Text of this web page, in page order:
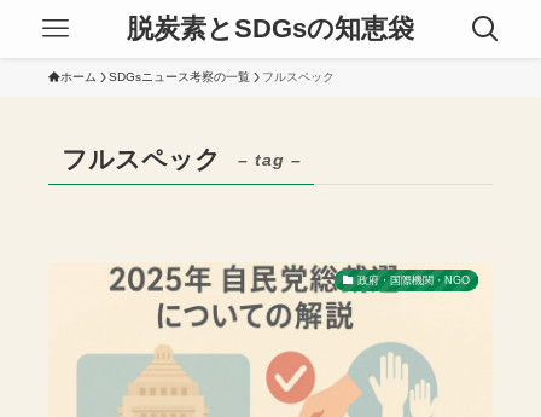
脱炭素とSDGsの知恵袋
ホーム SDGsニュース考察の一覧 フルスペック
フルスペック – tag –
政府・国際機関・NGO